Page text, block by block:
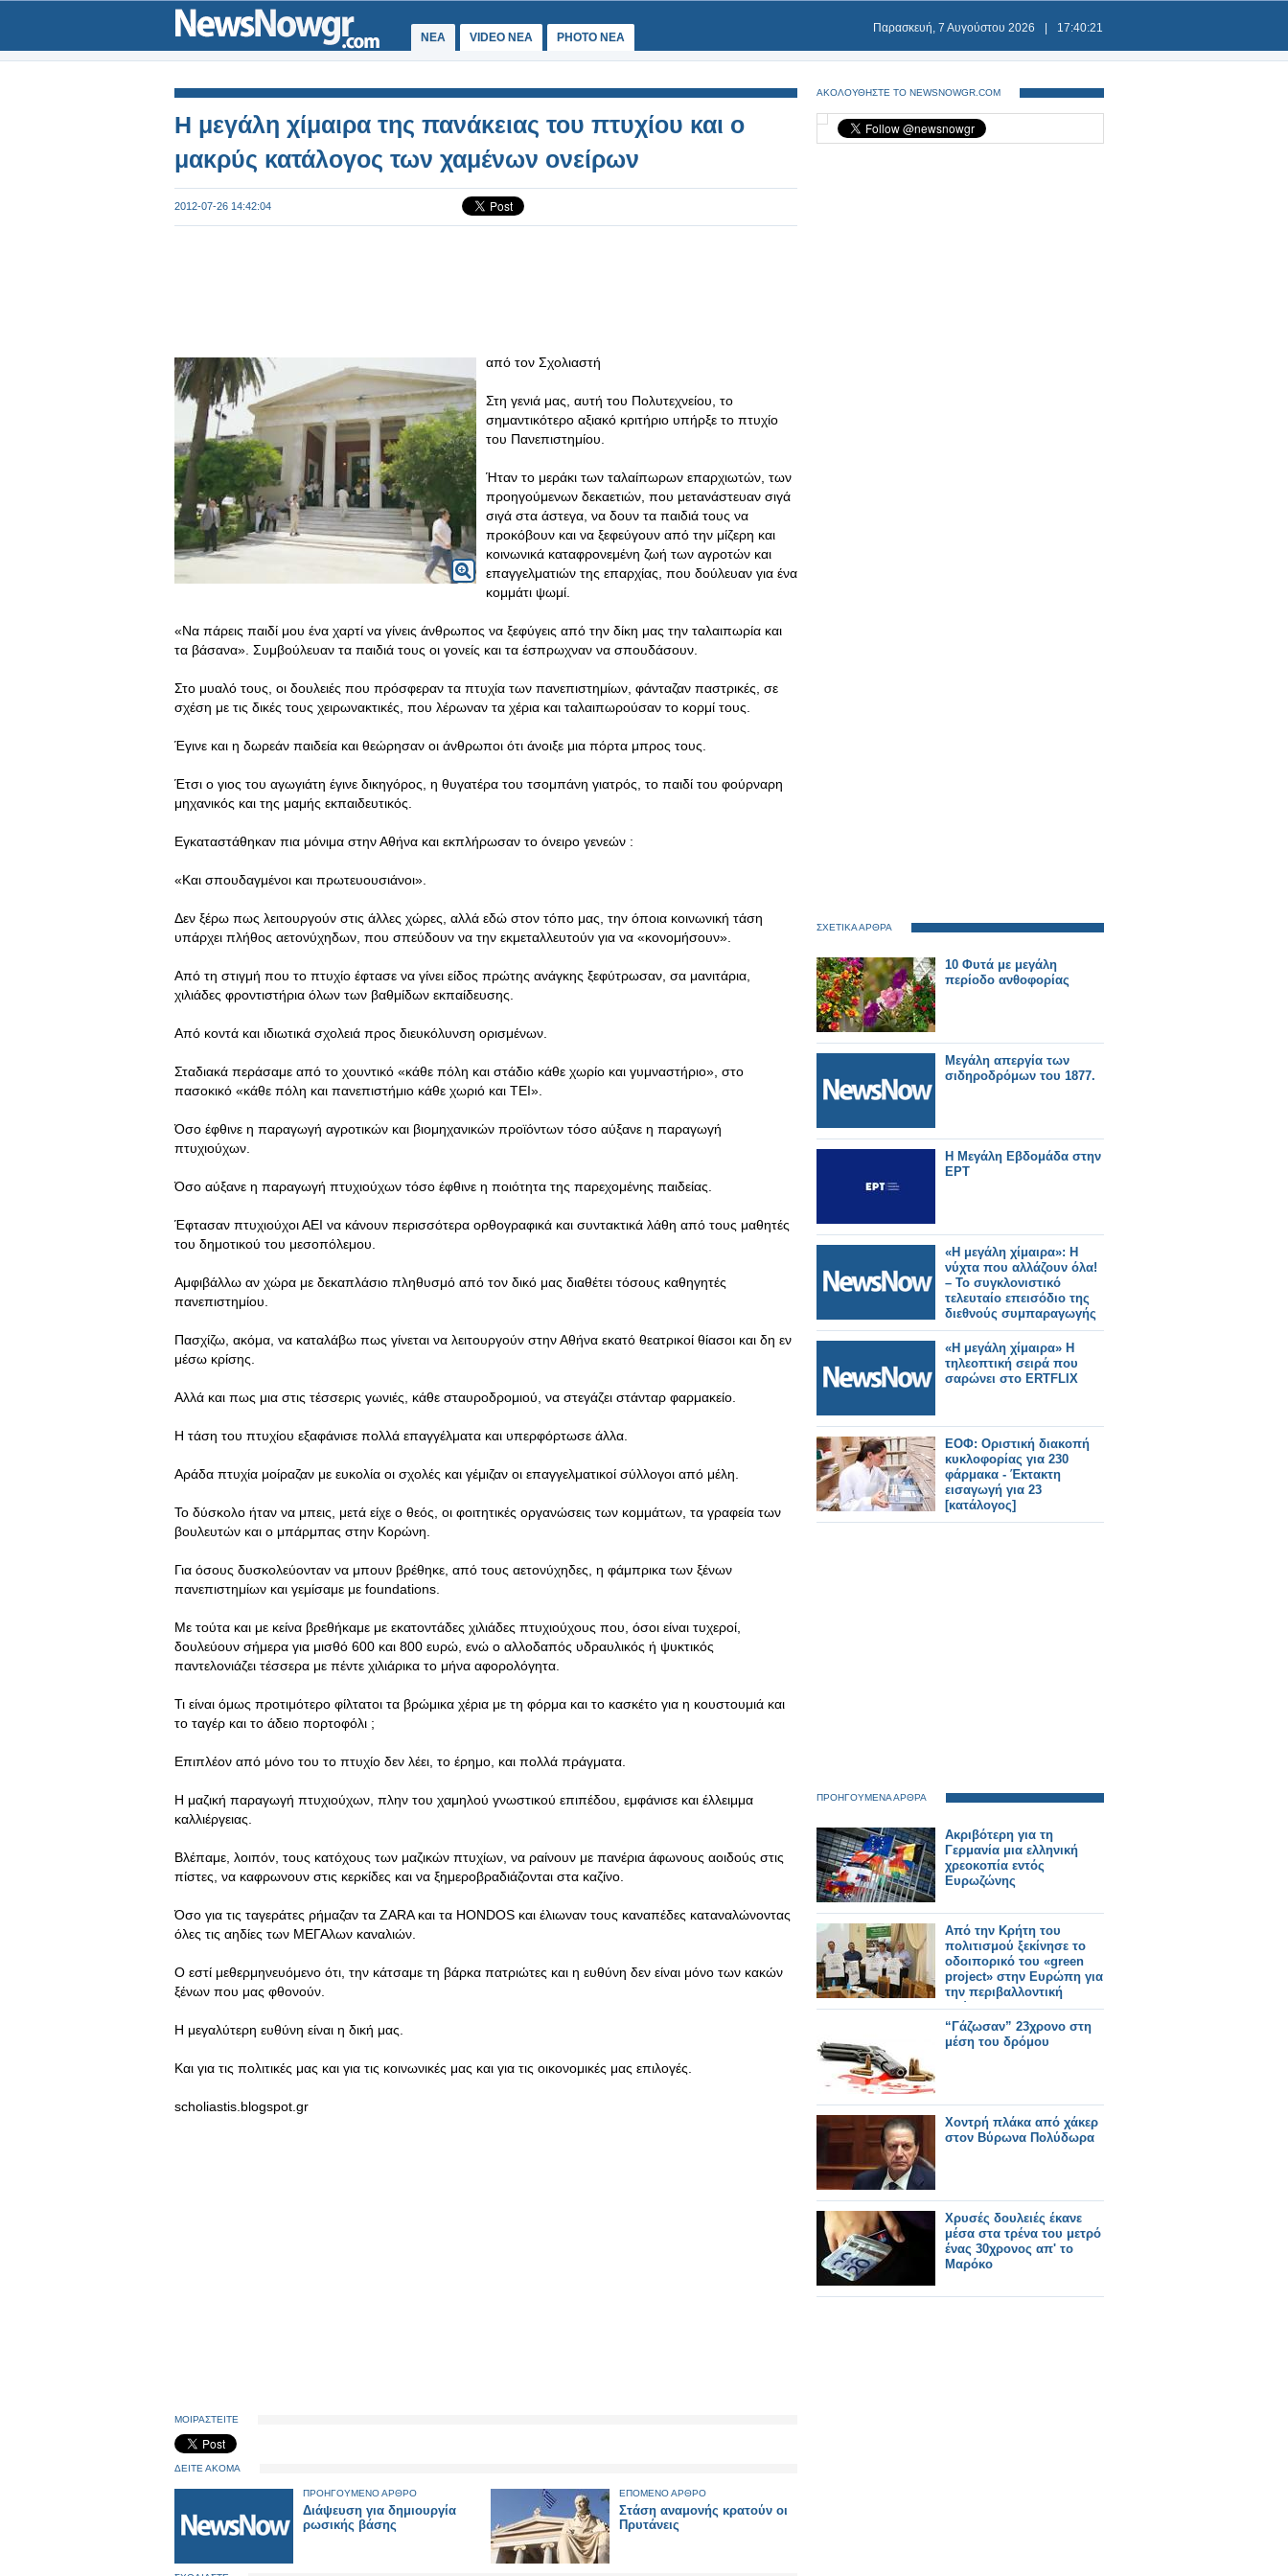
ΝΕΑ VIDEO NEA PHOTO NEA
Παρασκευή, 7 Αυγούστου 2026 17:40:22
Η μεγάλη χίμαιρα της πανάκειας του πτυχίου και ο
μακρύς κατάλογος των χαμένων ονείρων
2012-07-26 14:42:04
από τον Σχολιαστή
Στη γενιά μας, αυτή του Πολυτεχνείου, το
σημαντικότερο αξιακό κριτήριο υπήρξε το πτυχίο
του Πανεπιστημίου.
Ήταν το μεράκι των ταλαίπωρων επαρχιωτών, των
προηγούμενων δεκαετιών, που μετανάστευαν σιγά
σιγά στα άστεγα, να δουν τα παιδιά τους να
προκόβουν και να ξεφεύγουν από την μίζερη και
κοινωνικά καταφρονεμένη ζωή των αγροτών και
επαγγελματιών της επαρχίας, που δούλευαν για ένα
κομμάτι ψωμί.
«Να πάρεις παιδί μου ένα χαρτί να γίνεις άνθρωπος να ξεφύγεις από την δίκη μας την ταλαιπωρία και
τα βάσανα». Συμβούλευαν τα παιδιά τους οι γονείς και τα έσπρωχναν να σπουδάσουν.
Στο μυαλό τους, οι δουλειές που πρόσφεραν τα πτυχία των πανεπιστημίων, φάνταζαν παστρικές, σε
σχέση με τις δικές τους χειρωνακτικές, που λέρωναν τα χέρια και ταλαιπωρούσαν το κορμί τους.
Έγινε και η δωρεάν παιδεία και θεώρησαν οι άνθρωποι ότι άνοιξε μια πόρτα μπρος τους.
Έτσι ο γιος του αγωγιάτη έγινε δικηγόρος, η θυγατέρα του τσομπάνη γιατρός, το παιδί του φούρναρη
μηχανικός και της μαμής εκπαιδευτικός.
Εγκαταστάθηκαν πια μόνιμα στην Αθήνα και εκπλήρωσαν το όνειρο γενεών :
«Και σπουδαγμένοι και πρωτευουσιάνοι».
Δεν ξέρω πως λειτουργούν στις άλλες χώρες, αλλά εδώ στον τόπο μας, την όποια κοινωνική τάση
υπάρχει πλήθος αετονύχηδων, που σπεύδουν να την εκμεταλλευτούν για να «κονομήσουν».
Από τη στιγμή που το πτυχίο έφτασε να γίνει είδος πρώτης ανάγκης ξεφύτρωσαν, σα μανιτάρια,
χιλιάδες φροντιστήρια όλων των βαθμίδων εκπαίδευσης.
Από κοντά και ιδιωτικά σχολειά προς διευκόλυνση ορισμένων.
Σταδιακά περάσαμε από το χουντικό «κάθε πόλη και στάδιο κάθε χωρίο και γυμναστήριο», στο
πασοκικό «κάθε πόλη και πανεπιστήμιο κάθε χωριό και ΤΕΙ».
Όσο έφθινε η παραγωγή αγροτικών και βιομηχανικών προϊόντων τόσο αύξανε η παραγωγή
πτυχιούχων.
Όσο αύξανε η παραγωγή πτυχιούχων τόσο έφθινε η ποιότητα της παρεχομένης παιδείας.
Έφτασαν πτυχιούχοι ΑΕΙ να κάνουν περισσότερα ορθογραφικά και συντακτικά λάθη από τους μαθητές
του δημοτικού του μεσοπόλεμου.
Αμφιβάλλω αν χώρα με δεκαπλάσιο πληθυσμό από τον δικό μας διαθέτει τόσους καθηγητές
πανεπιστημίου.
Πασχίζω, ακόμα, να καταλάβω πως γίνεται να λειτουργούν στην Αθήνα εκατό θεατρικοί θίασοι και δη εν
μέσω κρίσης.
Αλλά και πως μια στις τέσσερις γωνιές, κάθε σταυροδρομιού, να στεγάζει στάνταρ φαρμακείο.
Η τάση του πτυχίου εξαφάνισε πολλά επαγγέλματα και υπερφόρτωσε άλλα.
Αράδα πτυχία μοίραζαν με ευκολία οι σχολές και γέμιζαν οι επαγγελματικοί σύλλογοι από μέλη.
Το δύσκολο ήταν να μπεις, μετά είχε ο θεός, οι φοιτητικές οργανώσεις των κομμάτων, τα γραφεία των
βουλευτών και ο μπάρμπας στην Κορώνη.
Για όσους δυσκολεύονταν να μπουν βρέθηκε, από τους αετονύχηδες, η φάμπρικα των ξένων
πανεπιστημίων και γεμίσαμε με foundations.
Με τούτα και με κείνα βρεθήκαμε με εκατοντάδες χιλιάδες πτυχιούχους που, όσοι είναι τυχεροί,
δουλεύουν σήμερα για μισθό 600 και 800 ευρώ, ενώ ο αλλοδαπός υδραυλικός ή ψυκτικός
παντελονιάζει τέσσερα με πέντε χιλιάρικα το μήνα αφορολόγητα.
Τι είναι όμως προτιμότερο φίλτατοι τα βρώμικα χέρια με τη φόρμα και το κασκέτο για η κουστουμιά και
το ταγέρ και το άδειο πορτοφόλι ;
Επιπλέον από μόνο του το πτυχίο δεν λέει, το έρημο, και πολλά πράγματα.
Η μαζική παραγωγή πτυχιούχων, πλην του χαμηλού γνωστικού επιπέδου, εμφάνισε και έλλειμμα
καλλιέργειας.
Βλέπαμε, λοιπόν, τους κατόχους των μαζικών πτυχίων, να ραίνουν με πανέρια άφωνους αοιδούς στις
πίστες, να καφρωνουν στις κερκίδες και να ξημεροβραδιάζονται στα καζίνο.
Όσο για τις ταγεράτες ρήμαζαν τα ΖΑRΑ και τα HONDOS και έλιωναν τους καναπέδες καταναλώνοντας
όλες τις αηδίες των ΜΕΓΑλων καναλιών.
Ο εστί μεθερμηνευόμενο ότι, την κάτσαμε τη βάρκα πατριώτες και η ευθύνη δεν είναι μόνο των κακών
ξένων που μας φθονούν.
Η μεγαλύτερη ευθύνη είναι η δική μας.
Και για τις πολιτικές μας και για τις κοινωνικές μας και για τις οικονομικές μας επιλογές.
scholiastis.blogspot.gr
ΜΟΙΡΑΣΤΕΙΤΕ
ΔΕΙΤΕ ΑΚΟΜΑ
ΠΡΟΗΓΟΥΜΕΝΟ ΑΡΘΡΟ
Διάψευση για δημιουργία
ρωσικής βάσης
ΕΠΟΜΕΝΟ ΑΡΘΡΟ
Στάση αναμονής κρατούν οι
Πρυτάνεις
ΑΚΟΛΟΥΘΗΣΤΕ ΤΟ NEWSNOWGR.COM
ΣΧΕΤΙΚΑ ΑΡΘΡΑ
10 Φυτά με μεγάλη
περίοδο ανθοφορίας
Μεγάλη απεργία των
σιδηροδρόμων του 1877.
Η Μεγάλη Εβδομάδα στην
ΕΡΤ
«Η μεγάλη χίμαιρα»: Η
νύχτα που αλλάζουν όλα!
– Το συγκλονιστικό
τελευταίο επεισόδιο της
διεθνούς συμπαραγωγής
της ΕΡΤ
«Η μεγάλη χίμαιρα» Η
τηλεοπτική σειρά που
σαρώνει στο ERTFLIX
ΕΟΦ: Οριστική διακοπή
κυκλοφορίας για 230
φάρμακα - Έκτακτη
εισαγωγή για 23
[κατάλογος]
ΠΡΟΗΓΟΥΜΕΝΑ ΑΡΘΡΑ
Ακριβότερη για τη
Γερμανία μια ελληνική
χρεοκοπία εντός
Ευρωζώνης
Από την Κρήτη του
πολιτισμού ξεκίνησε το
οδοιπορικό του «green
project» στην Ευρώπη για
την περιβαλλοντική
αφύπνιση
“Γάζωσαν” 23χρονο στη
μέση του δρόμου
Χοντρή πλάκα από χάκερ
στον Βύρωνα Πολύδωρα
Χρυσές δουλειές έκανε
μέσα στα τρένα του μετρό
ένας 30χρονος απ' το
Μαρόκο